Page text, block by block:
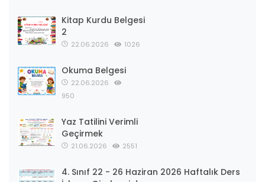
Kitap Kurdu Belgesi
2
22.06.2026 1026
Okuma Belgesi
22.06.2026
950
Yaz Tatilini Verimli
Geçirmek
21.06.2026 2551
4. Sınıf 22 - 26 Haziran 2026 Haftalık Ders